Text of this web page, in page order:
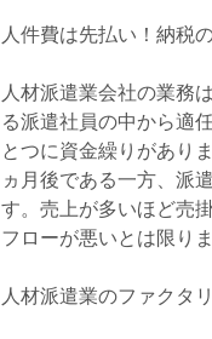
人件費は先払い！納税
人材派遣業会社の業務
る派遣社員の中から適
とつに資金繰りがあり
ヵ月後である一方、派
す。売上が多いほど売
フローが悪いとは限り
人材派遣業のファクタ